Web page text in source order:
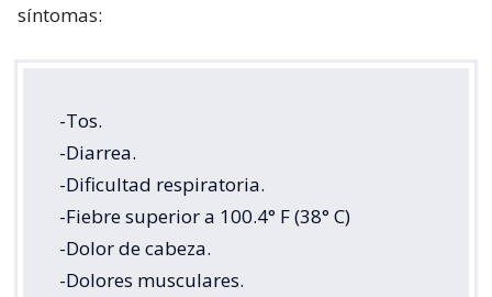
síntomas:
-Tos.
-Diarrea.
-Dificultad respiratoria.
-Fiebre superior a 100.4° F (38° C)
-Dolor de cabeza.
-Dolores musculares.